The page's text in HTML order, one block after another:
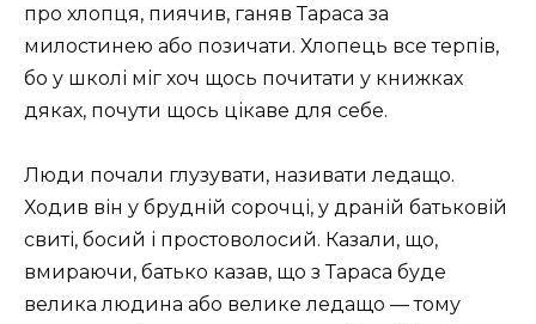
про хлопця, пиячив, ганяв Тараса за
милостинею або позичати. Хлопець все терпів,
бо у школі міг хоч щось почитати у книжках
дяках, почути щось цікаве для себе.
Люди почали глузувати, називати ледащо.
Ходив він у брудній сорочці, у драній батьковій
свиті, босий і простоволосий. Казали, що,
вмираючи, батько казав, що з Тараса буде
велика людина або велике ледащо — тому